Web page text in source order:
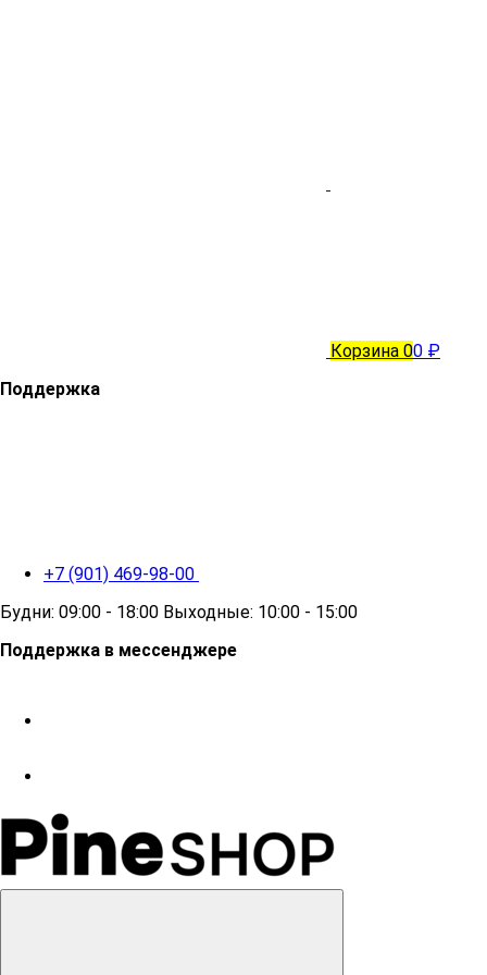
Корзина 00 ₽
Поддержка
+7 (901) 469-98-00
Будни: 09:00 - 18:00 Выходные: 10:00 - 15:00
Поддержка в мессенджере